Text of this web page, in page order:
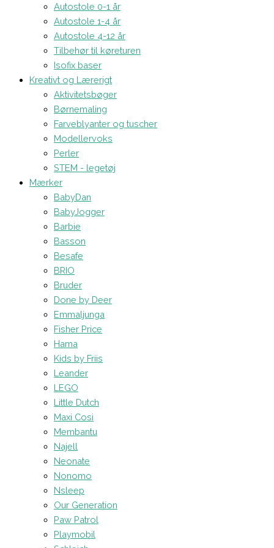
Autostole 0-1 år
Autostole 1-4 år
Autostole 4-12 år
Tilbehør til køreturen
Isofix baser
Kreativt og Lærerigt
Aktivitetsbøger
Børnemaling
Farveblyanter og tuscher
Modellervoks
Perler
STEM - legetøj
Mærker
BabyDan
BabyJogger
Barbie
Basson
Besafe
BRIO
Bruder
Done by Deer
Emmaljunga
Fisher Price
Hama
Kids by Friis
Leander
LEGO
Little Dutch
Maxi Cosi
Membantu
Najell
Neonate
Nonomo
Nsleep
Our Generation
Paw Patrol
Playmobil